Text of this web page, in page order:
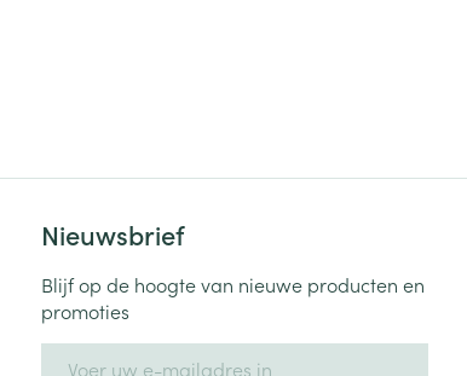
Nieuwsbrief
Blijf op de hoogte van nieuwe producten en
promoties